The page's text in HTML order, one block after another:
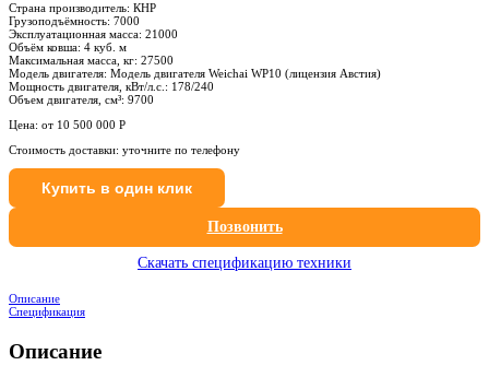
Страна производитель: КНР
Грузоподъёмность: 7000
Эксплуатационная масса: 21000
Объём ковша: 4 куб. м
Максимальная масса, кг: 27500
Модель двигателя: Модель двигателя Weichai WP10 (лицензия Австия)
Мощность двигателя, кВт/л.с.: 178/240
Объем двигателя, см³: 9700
Цена: от 10 500 000 Р
Стоимость доставки: уточните по телефону
Купить в один клик
Позвонить
Скачать спецификацию техники
Описание
Спецификация
Описание